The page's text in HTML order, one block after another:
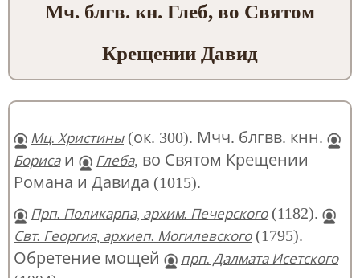
Мч. блгв. кн. Глеб, во Святом
Крещении Давид
Мц. Христины(ок. 300). Мчч. блгвв. кнн.
Борисаи Глеба, во Святом Крещении
Романа и Давида (1015).
Прп. Поликарпа, архим. Печерского(1182).
Свт. Георгия, архиеп. Могилевского(1795).
Обретение мощей
прп. Далмата Исетского